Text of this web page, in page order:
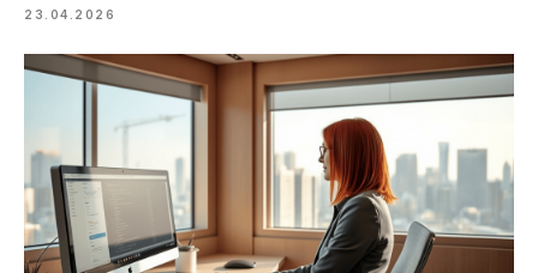
23.04.2026